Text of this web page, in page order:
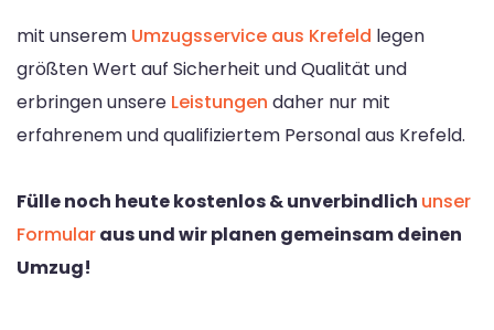
mit unserem Umzugsservice aus Krefeld legen
größten Wert auf Sicherheit und Qualität und
erbringen unsere Leistungen daher nur mit
erfahrenem und qualifiziertem Personal aus Krefeld.
Fülle noch heute kostenlos & unverbindlich unser
Formularaus und wir planen gemeinsam deinen
Umzug!